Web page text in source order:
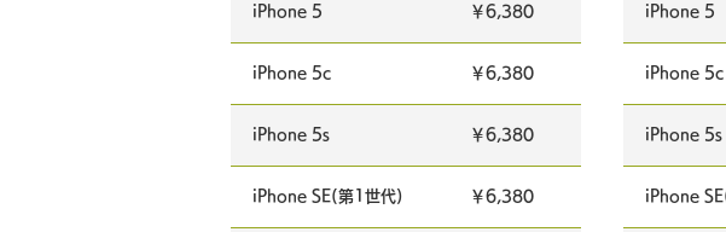
iPhone 6s plus ￥4,730
iPhone 7 ￥4,730
iPhone 7 Plus ￥4,730
iPhone
iPhone 6
iPhone 6
iPhone 5 ￥6,380
iPhone 5c ￥6,380
iPhone 5s ￥6,380
iPhone SE(第1世代) ￥6,380
iPhone 5
iPhone 5c
iPhone 5s
iPhone